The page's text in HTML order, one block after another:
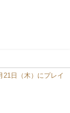
21日（木）にプレイ